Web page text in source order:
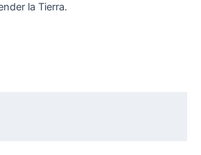
la Tierra.